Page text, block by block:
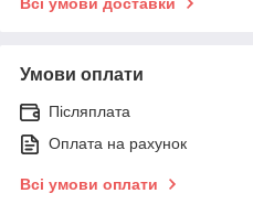
Умови оплати
Післяплата
Оплата на рахунок
Всі умови оплати